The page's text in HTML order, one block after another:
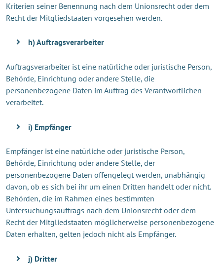
Kriterien seiner Benennung nach dem Unionsrecht oder dem
Recht der Mitgliedstaaten vorgesehen werden.
h) Auftragsverarbeiter
Auftragsverarbeiter ist eine natürliche oder juristische Person,
Behörde, Einrichtung oder andere Stelle, die
personenbezogene Daten im Auftrag des Verantwortlichen
verarbeitet.
i) Empfänger
Empfänger ist eine natürliche oder juristische Person,
Behörde, Einrichtung oder andere Stelle, der
personenbezogene Daten offengelegt werden, unabhängig
davon, ob es sich bei ihr um einen Dritten handelt oder nicht.
Behörden, die im Rahmen eines bestimmten
Untersuchungsauftrags nach dem Unionsrecht oder dem
Recht der Mitgliedstaaten möglicherweise personenbezogene
Daten erhalten, gelten jedoch nicht als Empfänger.
j) Dritter